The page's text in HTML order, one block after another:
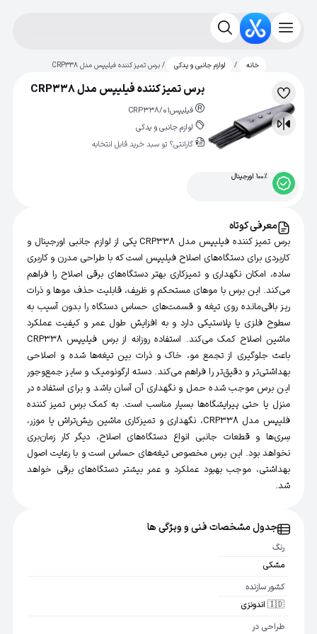
خانه / لوازم جانبی و یدکی / برس تمیز کننده فیلیپس مدل CRP338
لیست
علاقه‌مندی
مقایسه
برس تمیز کننده فیلیپس مدل CRP338
فیلیپسCRP338/01
لوازم جانبی و یدکی
گارانتی؟ تو سبد خرید قابل انتخابه
100% اورجینال
معرفی کوتاه
برس تمیز کننده فیلیپس مدل CRP338 یکی از لوازم جانبی اورجینال و
کاربردی برای دستگاه‌های اصلاح فیلیپس است که با طراحی مدرن و کاربری
ساده، امکان نگهداری و تمیزکاری بهتر دستگاه‌های برقی اصلاح را فراهم
می‌کند. این برس با موهای مستحکم و ظریف، قابلیت حذف موها و ذرات
ریز باقی‌مانده روی تیغه و قسمت‌های حساس دستگاه را بدون آسیب به
سطوح فلزی یا پلاستیکی دارد و به افزایش طول عمر و کیفیت عملکرد
ماشین اصلاح کمک می‌کند. استفاده روزانه از برس فیلیپس CRP338
باعث جلوگیری از تجمع مو، خاک و ذرات بین تیغه‌ها شده و اصلاحی
بهداشتی‌تر و دقیق‌تر را فراهم می‌کند. دسته ارگونومیک و سایز جمع‌وجور
این برس موجب شده حمل و نگهداری آن آسان باشد و برای استفاده در
منزل یا حتی پیرایشگاه‌ها بسیار مناسب است. به کمک برس تمیز کننده
فلیپس مدل CRP338، نگهداری و تمیزکاری ماشین ریش‌تراش یا موزر،
سِری‌ها و قطعات جانبی انواع دستگاه‌های اصلاح، دیگر کار زمان‌بری
نخواهد بود. این برس مخصوص تیغه‌های حساس است و با رعایت اصول
بهداشتی، موجب بهبود عملکرد و عمر بیشتر دستگاه‌های برقی خواهد
شد.
جدول مشخصات فنی و ویژگی ها
رنگ
مشکی
کشور سازنده
🇮🇩 اندونزی
طراحی در